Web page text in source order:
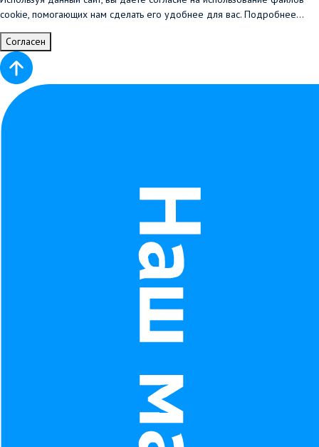
cookie, помогающих нам сделать его удобнее для вас. Подробнее...
Согласен